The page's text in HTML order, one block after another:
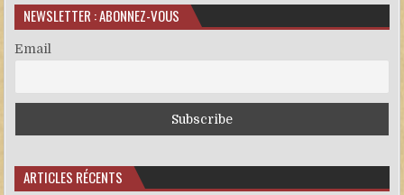
NEWSLETTER : ABONNEZ-VOUS
Email
ARTICLES RÉCENTS